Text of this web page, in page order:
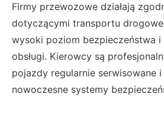
Firmy przewozowe działają
dotyczącymi transportu
wysoki poziom bezpieczeństwa
obsługi. Kierowcy są
pojazdy regularnie serwisowane
nowoczesne systemy